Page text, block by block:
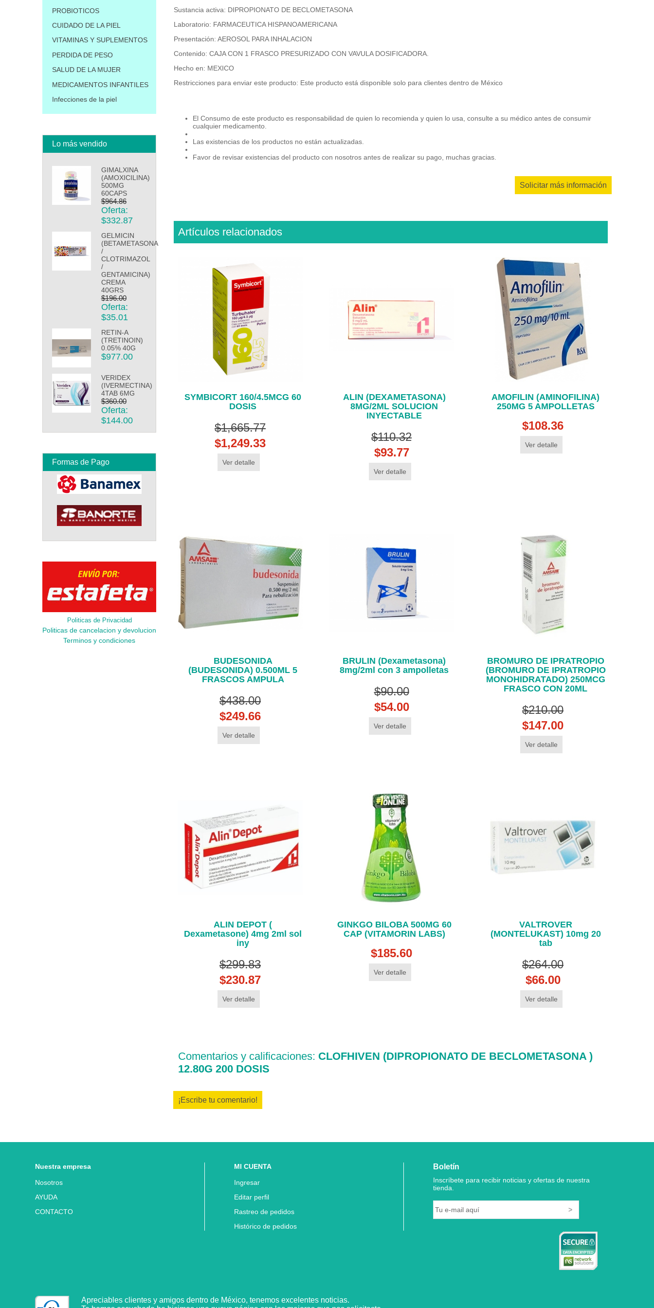
PROBIOTICOS
CUIDADO DE LA PIEL
VITAMINAS Y SUPLEMENTOS
PERDIDA DE PESO
SALUD DE LA MUJER
MEDICAMENTOS INFANTILES
Infecciones de la piel
Lo más vendido
GIMALXINA
(AMOXICILINA)
500MG
60CAPS
$964.86
Oferta:
$332.87
GELMICIN
(BETAMETASONA
/
CLOTRIMAZOL
/
GENTAMICINA)
CREMA
40GRS
$196.00
Oferta:
$35.01
RETIN-A
(TRETINOIN)
0.05% 40G
$977.00
VERIDEX
(IVERMECTINA)
4TAB 6MG
$360.00
Oferta:
$144.00
Formas de Pago
Politicas de Privacidad
Politicas de cancelacion y devolucion
Terminos y condiciones
Sustancia activa: DIPROPIONATO DE BECLOMETASONA
Laboratorio: FARMACEUTICA HISPANOAMERICANA
Presentación: AEROSOL PARA INHALACION
Contenido: CAJA CON 1 FRASCO PRESURIZADO CON VAVULA DOSIFICADORA.
Hecho en: MEXICO
Restricciones para enviar este producto: Este producto está disponible solo para clientes dentro de México
El Consumo de este producto es responsabilidad de quien lo recomienda y quien lo usa, consulte a su médico antes de consumir
cualquier medicamento.
Las existencias de los productos no están actualizadas.
Favor de revisar existencias del producto con nosotros antes de realizar su pago, muchas gracias.
Solicitar más información
Artículos relacionados
SYMBICORT 160/4.5MCG 60
DOSIS
$1,665.77
$1,249.33
Ver detalle
ALIN (DEXAMETASONA)
8MG/2ML SOLUCION
INYECTABLE
$110.32
$93.77
Ver detalle
AMOFILIN (AMINOFILINA)
250MG 5 AMPOLLETAS
$108.36
Ver detalle
BUDESONIDA
(BUDESONIDA) 0.500ML 5
FRASCOS AMPULA
$438.00
$249.66
Ver detalle
BRULIN (Dexametasona)
8mg/2ml con 3 ampolletas
$90.00
$54.00
Ver detalle
BROMURO DE IPRATROPIO
(BROMURO DE IPRATROPIO
MONOHIDRATADO) 250MCG
FRASCO CON 20ML
$210.00
$147.00
Ver detalle
ALIN DEPOT (
Dexametasone) 4mg 2ml sol
iny
$299.83
$230.87
Ver detalle
GINKGO BILOBA 500MG 60
CAP (VITAMORIN LABS)
$185.60
Ver detalle
VALTROVER
(MONTELUKAST) 10mg 20
tab
$264.00
$66.00
Ver detalle
Comentarios y calificaciones: CLOFHIVEN (DIPROPIONATO DE BECLOMETASONA )
12.80G 200 DOSIS
¡Escribe tu comentario!
Nuestra empresa
Nosotros
AYUDA
CONTACTO
MI CUENTA
Ingresar
Editar perfil
Rastreo de pedidos
Histórico de pedidos
Boletín
Inscríbete para recibir noticias y ofertas de nuestra
tienda.
Apreciables clientes y amigos dentro de México, tenemos excelentes noticias.